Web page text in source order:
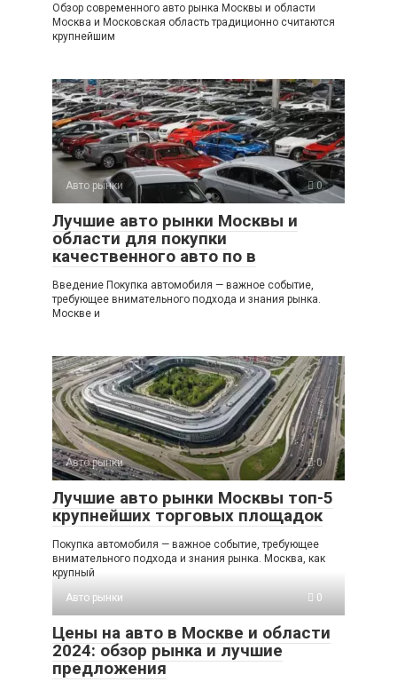
Обзор современного авто рынка Москвы и области
Москва и Московская область традиционно считаются
крупнейшим
Авто рынки 0
Лучшие авто рынки Москвы и
области для покупки
качественного авто по в
Введение Покупка автомобиля — важное событие,
требующее внимательного подхода и знания рынка.
Москве и
Авто рынки 0
Лучшие авто рынки Москвы топ-5
крупнейших торговых площадок
Покупка автомобиля — важное событие, требующее
внимательного подхода и знания рынка. Москва, как
крупный
Авто рынки
0
Цены на авто в Москве и области
2024: обзор рынка и лучшие
предложения